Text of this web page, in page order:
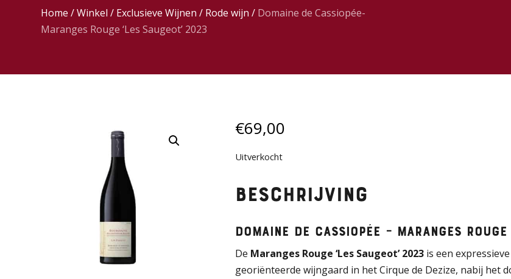
Home /Winkel / Exclusieve Wijnen / Rode wijn / Domaine de Cassiopée-
Maranges Rouge ‘Les Saugeot’ 2023
€69,00
Uitverkocht
Beschrijving
Domaine de Cassiopée – Maranges Rouge
De Maranges Rouge ‘Les Saugeot’ 2023 is een
georiënteerde wijngaard in het Cirque de Dezize, nabij het